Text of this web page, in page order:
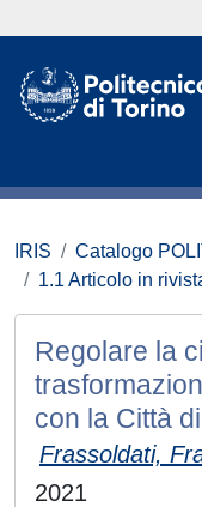
IRIS Catalogo
1.1 Articolo in
Regolare la
con la Città
Frassoldati,
2021